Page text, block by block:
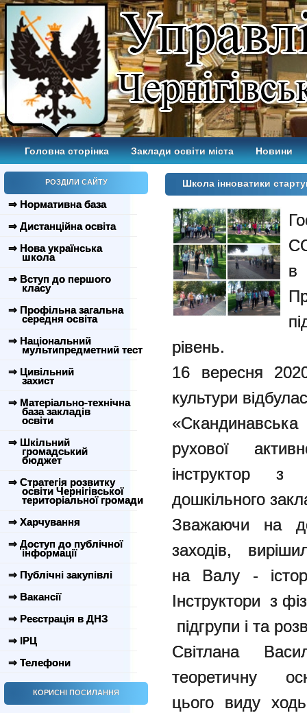
Головна сторінка Заклади освіти міста Новини
РОЗДІЛИ САЙТУ
⇒ Нормативна база
⇒ Дистанційна освіта
⇒ Нова українська
школа
⇒ Вступ до першого
класу
⇒ Профільна загальна
середня освіта
⇒ Національний
мультипредметний тест
⇒ Цивільний
захист
⇒ Матеріально-технічна
база закладів
освіти
⇒ Шкільний
громадський
бюджет
⇒ Стратегія розвитку
освіти Чернігівської
територіальної громади
⇒ Харчування
⇒ Доступ до публічної
інформації
⇒ Публічні закупівлі
⇒ Вакансії
⇒ Реєстрація в ДНЗ
⇒ ІРЦ
⇒ Телефони
КОРИСНІ ПОСИЛАННЯ
Школа інноватики
в
рівень.
16 вересня
культури
«Скандинавська
рухової
інструктор з
дошкільного
Зважаючи на
заходів,
на Валу -
Інструктори з
підгрупи і та
Світлана
теоретичну
цього виду